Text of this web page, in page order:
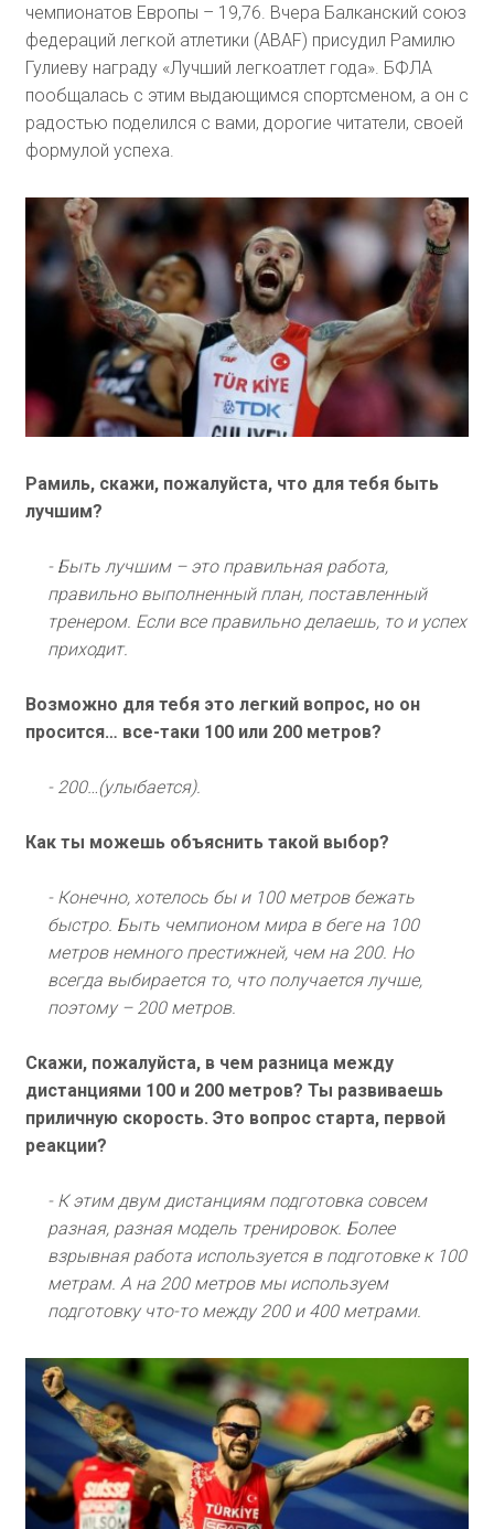
чемпионатов Европы – 19,76. Вчера Балканский союз
федераций легкой атлетики (ABAF) присудил Рамилю
Гулиеву награду «Лучший легкоатлет года». БФЛА
пообщалась с этим выдающимся спортсменом, а он с
радостью поделился с вами, дорогие читатели, своей
формулой успеха.
Рамиль, скажи, пожалуйста, что для тебя быть
лучшим?
- Быть лучшим – это правильная работа,
правильно выполненный план, поставленный
тренером. Если все правильно делаешь, то и успех
приходит.
Возможно для тебя это легкий вопрос, но он
просится… все-таки 100 или 200 метров?
- 200…(улыбается).
Как ты можешь объяснить такой выбор?
- Конечно, хотелось бы и 100 метров бежать
быстро. Быть чемпионом мира в беге на 100
метров немного престижней, чем на 200. Но
всегда выбирается то, что получается лучше,
поэтому – 200 метров.
Скажи, пожалуйста, в чем разница между
дистанциями 100 и 200 метров? Ты развиваешь
приличную скорость. Это вопрос старта, первой
реакции?
- К этим двум дистанциям подготовка совсем
разная, разная модель тренировок. Более
взрывная работа используется в подготовке к 100
метрам. А на 200 метров мы используем
подготовку что-то между 200 и 400 метрами.